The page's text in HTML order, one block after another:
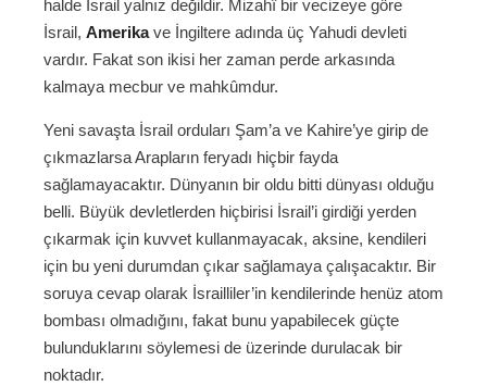
halde İsrail yalnız değildir. Mizahî bir vecizeye göre
İsrail, Amerikave İngiltere adında üç Yahudi devleti
vardır. Fakat son ikisi her zaman perde arkasında
kalmaya mecbur ve mahkûmdur.
Yeni savaşta İsrail orduları Şam’a ve Kahire’ye girip de
çıkmazlarsa Arapların feryadı hiçbir fayda
sağlamayacaktır. Dünyanın bir oldu bitti dünyası olduğu
belli. Büyük devletlerden hiçbirisi İsrail’i girdiği yerden
çıkarmak için kuvvet kullanmayacak, aksine, kendileri
için bu yeni durumdan çıkar sağlamaya çalışacaktır. Bir
soruya cevap olarak İsrailliler’in kendilerinde henüz atom
bombası olmadığını, fakat bunu yapabilecek güçte
bulunduklarını söylemesi de üzerinde durulacak bir
noktadır.